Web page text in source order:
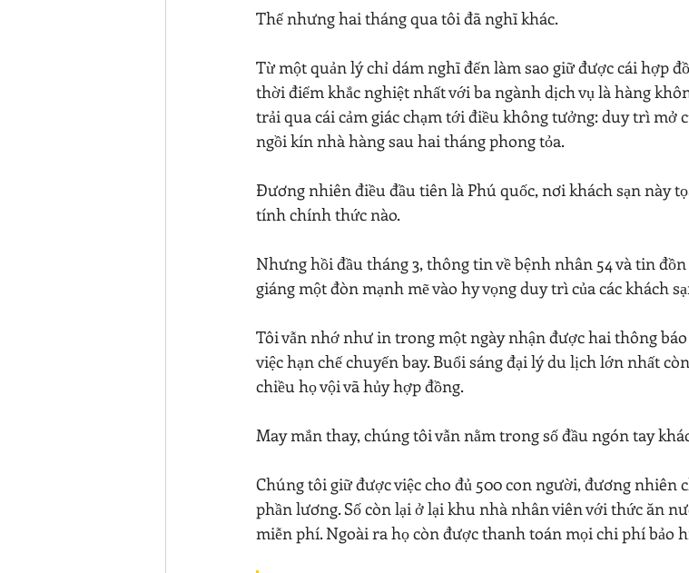
Thế nhưng hai tháng qua tôi đã nghĩ khác.
Từ một quản lý chỉ dám nghĩ đến làm sao giữ được cái hợp
thời điểm khắc nghiệt nhất với ba ngành dịch vụ là hàng
trải qua cái cảm giác chạm tới điều không tưởng: duy trì mở
ngồi kín nhà hàng sau hai tháng phong tỏa.
Đương nhiên điều đầu tiên là Phú quốc, nơi khách sạn này
tính chính thức nào.
Nhưng hồi đầu tháng 3, thông tin về bệnh nhân 54 và tin
giáng một đòn mạnh mẽ vào hy vọng duy trì của các khách
Tôi vẫn nhớ như in trong một ngày nhận được hai thông
việc hạn chế chuyến bay. Buổi sáng đại lý du lịch lớn nhất
chiều họ vội vã hủy hợp đồng.
May mắn thay, chúng tôi vẫn nằm trong số đầu ngón tay
Chúng tôi giữ được việc cho đủ 500 con người, đương nhiên
phần lương. Số còn lại ở lại khu nhà nhân viên với thức ăn
miễn phí. Ngoài ra họ còn được thanh toán mọi chi phí bảo